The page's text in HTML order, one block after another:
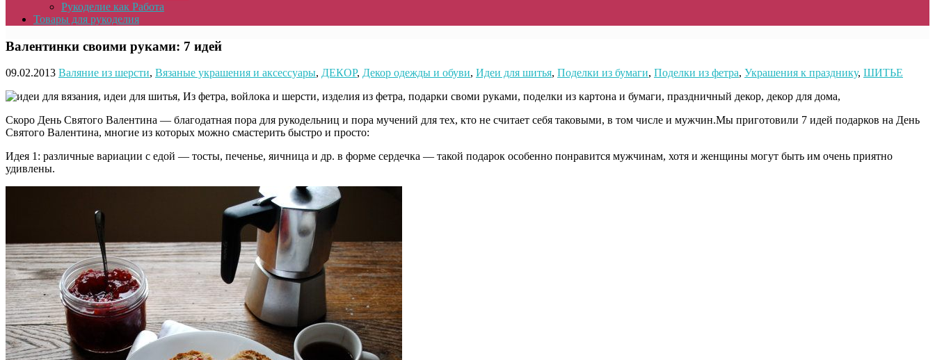
Рукоделие как Работа
Товары для рукоделия
Валентинки своими руками: 7 идей
09.02.2013 Валяние из шерсти, Вязаные украшения и аксессуары, ДЕКОР, Декор одежды и обуви, Идеи для шитья, Поделки из бумаги, Поделки из фетра, Украшения к празднику, ШИТЬЕ
Скоро День Святого Валентина — благодатная пора для рукодельниц и пора мучений для тех, кто не считает себя таковыми, в том числе и мужчин.Мы приготовили 7 идей подарков на День
Святого Валентина, многие из которых можно смастерить быстро и просто:
Идея 1: различные вариации с едой — тосты, печенье, яичница и др. в форме сердечка — такой подарок особенно понравится мужчинам, хотя и женщины могут быть им очень приятно
удивлены.